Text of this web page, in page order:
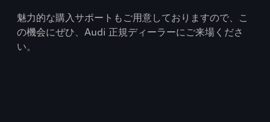
魅力的な購入サポートもご用意しておりますので、こ
の機会にぜひ、Audi 正規ディーラーにご来場くださ
い。